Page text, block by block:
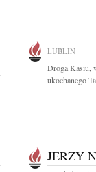
LUBLIN
Droga Kasiu,
ukochanego
JERZY